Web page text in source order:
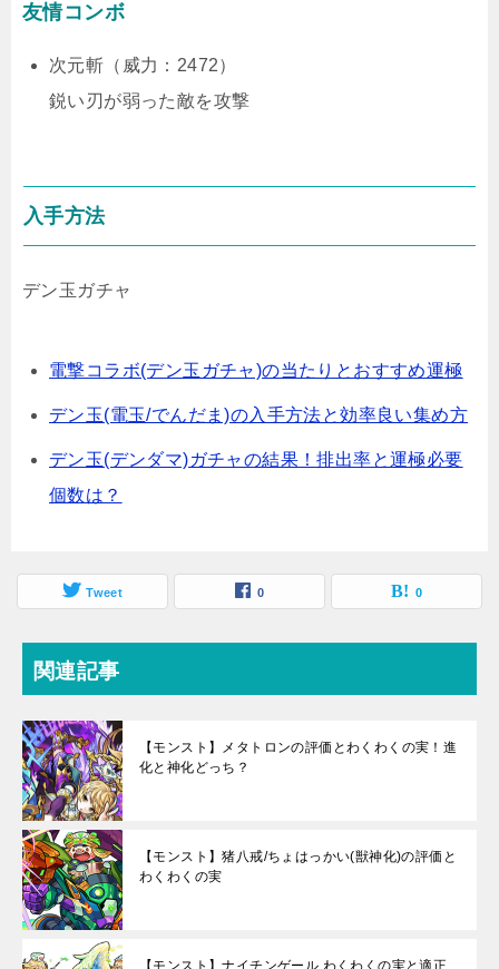
友情コンボ
次元斬（威力：2472）
鋭い刃が弱った敵を攻撃
入手方法
デン玉ガチャ
電撃コラボ(デン玉ガチャ)の当たりとおすすめ運極
デン玉(電玉/でんだま)の入手方法と効率良い集め方
デン玉(デンダマ)ガチャの結果！排出率と運極必要
個数は？
Tweet 0 0
関連記事
【モンスト】メタトロンの評価とわくわくの実！進
化と神化どっち？
【モンスト】猪八戒/ちょはっかい(獣神化)の評価と
わくわくの実
【モンスト】ナイチンゲール わくわくの実と適正